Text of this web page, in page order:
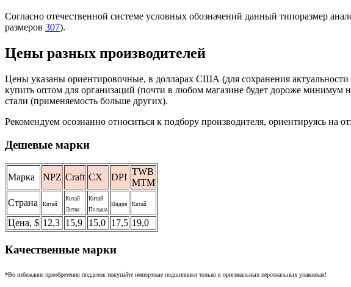
Согласно отечественной системе условных обозначений данный типоразмер
размеров 307).
Цены разных производителей
Цены указаны ориентировочные, в долларах США (для сохранения
купить оптом для организаций (почти в любом магазине будет дороже
стали (применяемость больше других).
Рекомендуем осознанно относиться к подбору производителя, ориентируясь
Дешевые марки
Марка NPZ Craft CX DPI
TWB
MTM
Страна
Китай
Китай
Литва
Китай
Польша
Индия Китай
Цена, $ 12,3 15,9 15,0 17,5 19,0
Качественные марки
*Во избежание приобретения подделок покупайте импортные подшипники только в оригинальных персональных упаковках!